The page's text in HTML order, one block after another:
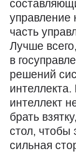
управление
часть
Лучше
в
решений
интеллект
брать
стол, чтобы
сильная